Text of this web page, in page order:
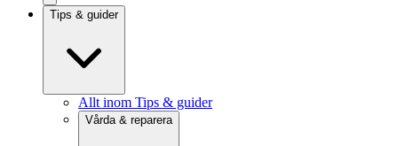
Tips & guider
Allt inom Tips & guider
Vårda & reparera